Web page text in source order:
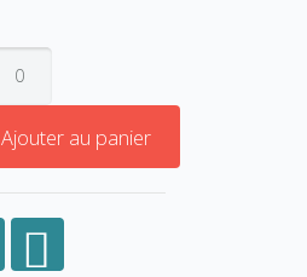
Ajouter au panier